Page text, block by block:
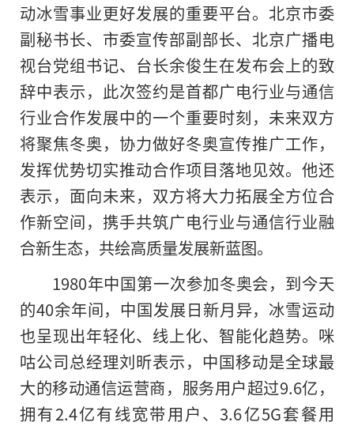
动冰雪事业更好发展的重要平台。北京市委
副秘书长、市委宣传部副部长、北京广播电
视台党组书记、台长余俊生在发布会上的致
辞中表示，此次签约是首都广电行业与通信
行业合作发展中的一个重要时刻，未来双方
将聚焦冬奥，协力做好冬奥宣传推广工作，
发挥优势切实推动合作项目落地见效。他还
表示，面向未来，双方将大力拓展全方位合
作新空间，携手共筑广电行业与通信行业融
合新生态，共绘高质量发展新蓝图。
1980年中国第一次参加冬奥会，到今天
的40余年间，中国发展日新月异，冰雪运动
也呈现出年轻化、线上化、智能化趋势。咪
咕公司总经理刘昕表示，中国移动是全球最
大的移动通信运营商，服务用户超过9.6亿，
拥有2.4亿有线宽带用户、3.6亿5G套餐用